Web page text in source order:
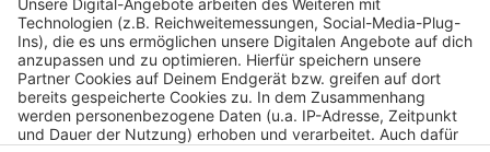
Anzeige